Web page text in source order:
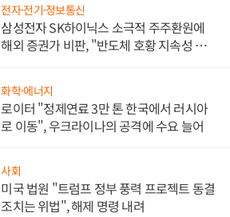
전자·전기·정보통신
삼성전자 SK하이닉스 소극적 주주환원에
해외 증권가 비판, "반도체 호황 지속성 의
화학·에너지
로이터 "정제연료 3만 톤 한국에서 러시아
로 이동", 우크라이나의 공격에 수요 늘어
사회
미국 법원 "트럼프 정부 풍력 프로젝트 동결
조치는 위법", 해제 명령 내려